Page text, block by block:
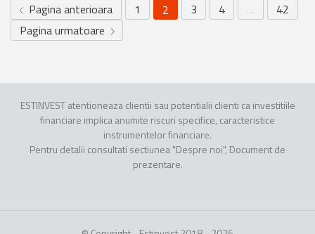
Pagina anterioara 1 2 3 4 …
42
Pagina urmatoare
ESTINVEST atentioneaza clientii sau potentialii clienti ca investitiile
financiare implica anumite riscuri specifice, caracteristice
instrumentelor financiare.
Pentru detalii consultati sectiunea "Despre noi", Document de
prezentare.